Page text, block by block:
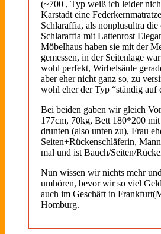
(~700 , Typ weiß ich leider
Karstadt eine
Schlaraffia, als nonplusultra die
Schlaraffia mit Lattenrost
Möbelhaus haben sie mit der
gemessen, in der Seitenlage
wohl perfekt, Wirbelsäule
aber eher nicht ganz so, zu
wohl eher der Typ “ständig auf
Bei beiden gaben wir gleich
177cm, 70kg, Bett 180*200 mit
drunten (also unten zu), Frau
Seiten+Rückenschläferin,
mal und ist Bauch/Seiten/
Nun wissen wir nichts mehr
umhören, bevor wir so viel
auch im Geschäft in
Homburg.